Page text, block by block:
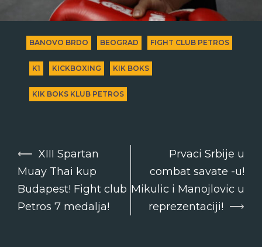
BANOVO BRDO BEOGRAD FIGHT CLUB PETROS
K1 KICKBOXING KIK BOKS
KIK BOKS KLUB PETROS
Post
navigation
⟵ XIII Spartan
Muay Thai kup
Budapest! Fight club
Petros 7 medalja!
Prvaci Srbije u
combat savate -u!
Mikulic i Manojlovic u
reprezentaciji! ⟶